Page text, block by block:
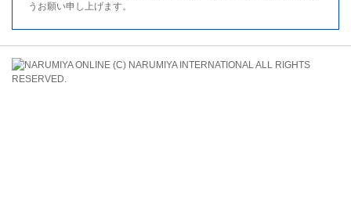
うお願い申し上げます。